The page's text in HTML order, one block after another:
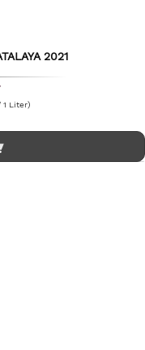
2021
1 Liter)